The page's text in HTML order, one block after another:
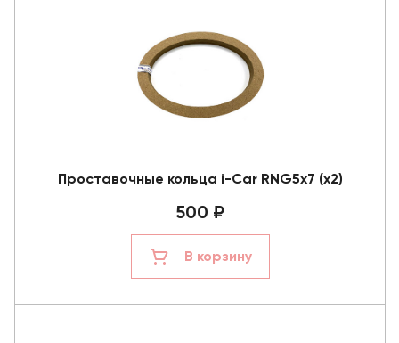
Проставочные кольца i-Car RNG5x7 (x2)
500 ₽
В корзину